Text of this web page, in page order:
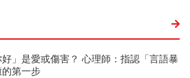
好」是愛或傷害？ 心理師：指認「言語暴
第一步